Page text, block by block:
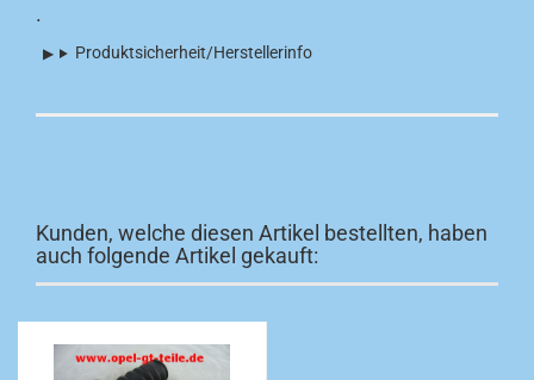
.
Produktsicherheit/Herstellerinfo
Kunden, welche diesen Artikel bestellten, haben
auch folgende Artikel gekauft: